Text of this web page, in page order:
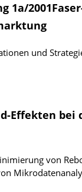
1a/
und
bei
von